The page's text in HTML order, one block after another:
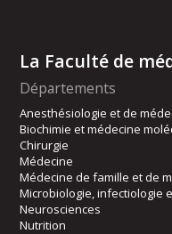
La Faculté de
Départements
Anesthésiologie et de
Biochimie et médecine
Chirurgie
Médecine
Médecine de famille et de
Microbiologie, infectiologie
Neurosciences
Nutrition